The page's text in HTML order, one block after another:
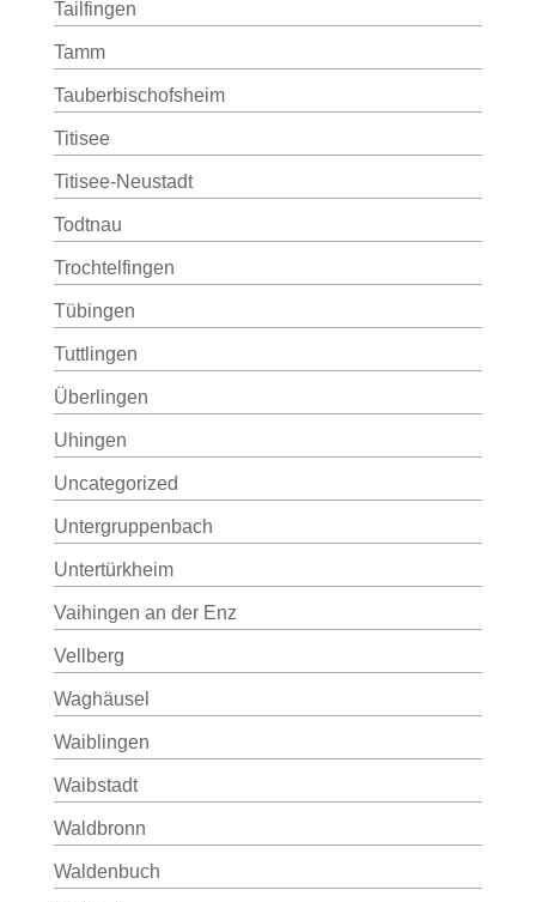
Tailfingen
Tamm
Tauberbischofsheim
Titisee
Titisee-Neustadt
Todtnau
Trochtelfingen
Tübingen
Tuttlingen
Überlingen
Uhingen
Uncategorized
Untergruppenbach
Untertürkheim
Vaihingen an der Enz
Vellberg
Waghäusel
Waiblingen
Waibstadt
Waldbronn
Waldenbuch